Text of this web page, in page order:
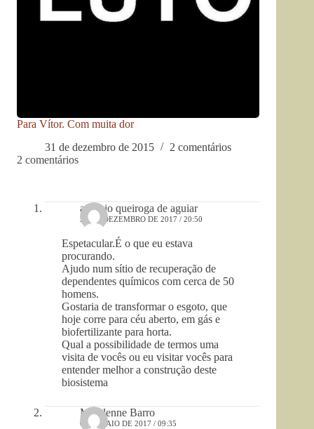
Para Vítor. Com muita dor
31 de dezembro de 2015
2 comentários
2 comentários
antonio queiroga de aguiar
27 DE DEZEMBRO DE 2017 / 20:50
Espetacular.É o que eu estava
procurando.
Ajudo num sítio de recuperação de
dependentes químicos com cerca de 50
homens.
Gostaria de transformar o esgoto, que
hoje corre para céu aberto, em gás e
biofertilizante para horta.
Qual a possibilidade de termos uma
visita de vocês ou eu visitar vocês para
entender melhor a construção deste
biosistema
Micylenne Barro
6 DE MAIO DE 2017 / 09:35